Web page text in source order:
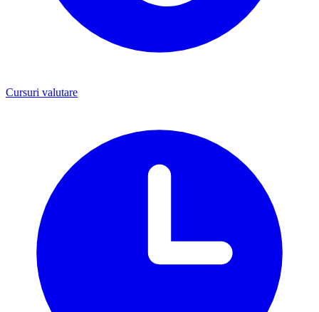
Cursuri valutare